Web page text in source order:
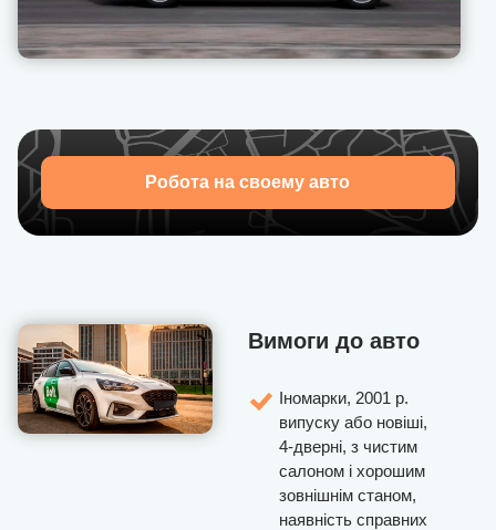
наша служба підтримки завжди поруч і допоможе
вирішити будь-яку ситуацію на маршруті.
Робота на своему авто
Вимоги до авто
Іномарки, 2001 р.
випуску або новіші,
4-дверні, з чистим
салоном і хорошим
зовнішнім станом,
наявність справних